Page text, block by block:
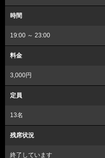
時間
19:00 ～ 23:00
料金
3,000円
定員
13名
残席状況
終了しています